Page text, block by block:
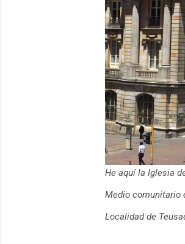
He aquí la Iglesia
Medio comunitario
Localidad de